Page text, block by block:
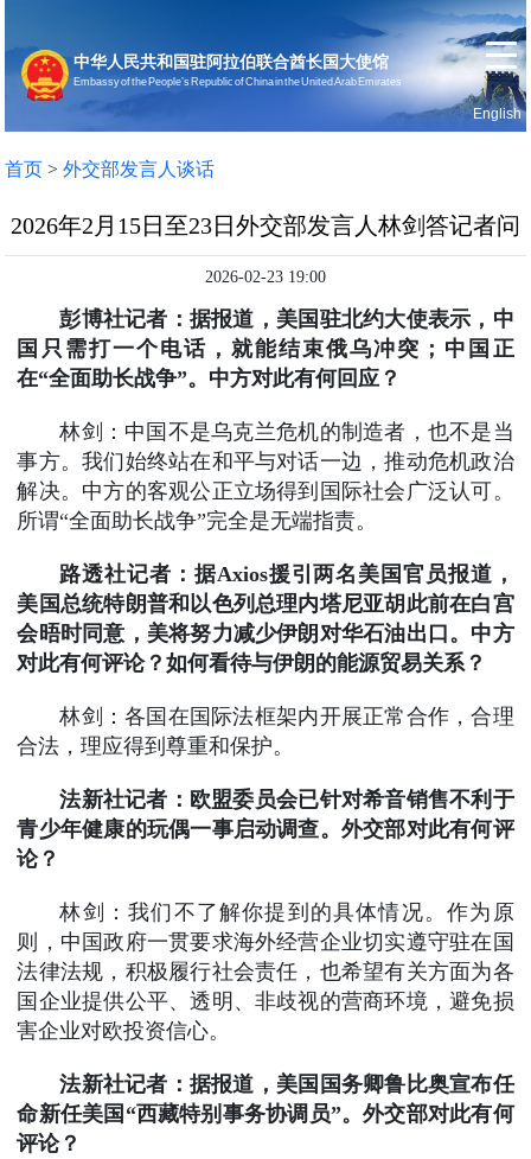
中华人民共和国驻阿拉伯联合酋长国大使馆
Embassy of the People’s Republic of China in the United Arab Emirates
English
首页 >外交部发言人谈话
2026年2月15日至23日外交部发言人林剑答记者问
2026-02-23 19:00
彭博社记者：据报道，美国驻北约大使表示，中
国只需打一个电话，就能结束俄乌冲突；中国正
在“全面助长战争”。中方对此有何回应？
林剑：中国不是乌克兰危机的制造者，也不是当
事方。我们始终站在和平与对话一边，推动危机政治
解决。中方的客观公正立场得到国际社会广泛认可。
所谓“全面助长战争”完全是无端指责。
路透社记者：据Axios援引两名美国官员报道，
美国总统特朗普和以色列总理内塔尼亚胡此前在白宫
会晤时同意，美将努力减少伊朗对华石油出口。中方
对此有何评论？如何看待与伊朗的能源贸易关系？
林剑：各国在国际法框架内开展正常合作，合理
合法，理应得到尊重和保护。
法新社记者：欧盟委员会已针对希音销售不利于
青少年健康的玩偶一事启动调查。外交部对此有何评
论？
林剑：我们不了解你提到的具体情况。作为原
则，中国政府一贯要求海外经营企业切实遵守驻在国
法律法规，积极履行社会责任，也希望有关方面为各
国企业提供公平、透明、非歧视的营商环境，避免损
害企业对欧投资信心。
法新社记者：据报道，美国国务卿鲁比奥宣布任
命新任美国“西藏特别事务协调员”。外交部对此有何
评论？